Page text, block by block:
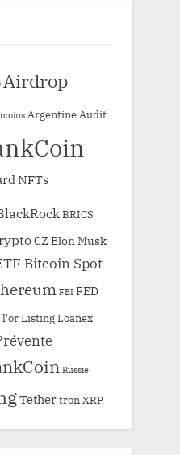
Airdrop
Argentine Audit
NFTs
BRICS
CZ Elon Musk
Bitcoin Spot
FBI FED
l'orListingLoanex
Russie
Tethertron XRP